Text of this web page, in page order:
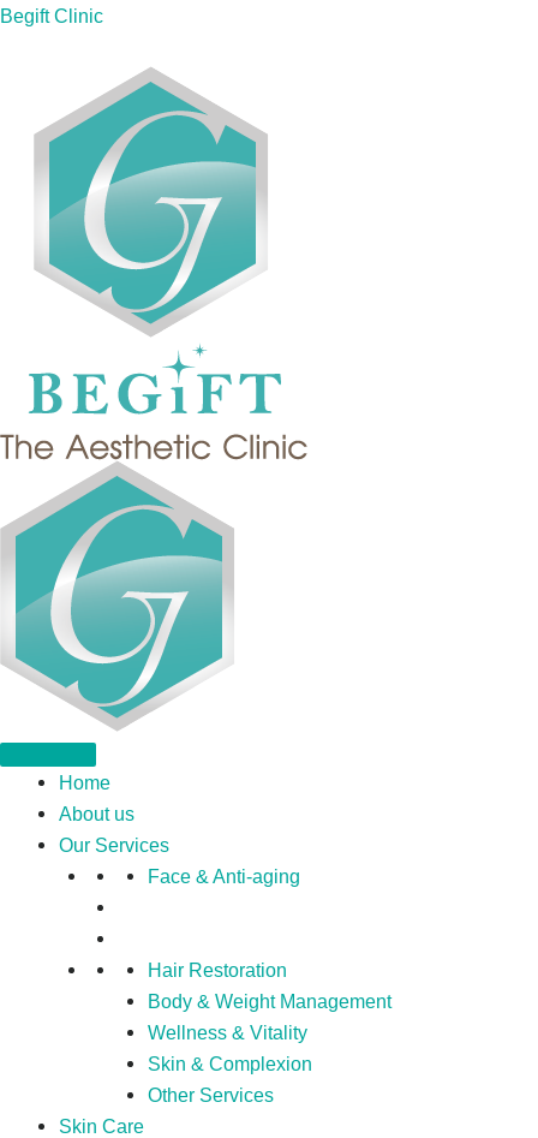
Skip
Begift Clinic
Home
About us
Our Services
Face & Anti-aging
Hair Restoration
Body & Weight Management
Wellness & Vitality
Skin & Complexion
Other Services
Skin Care